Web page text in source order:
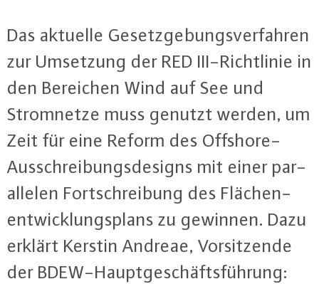
Das aktuelle Ge­setz­ge­bungs­ver­fah­ren
zur Umsetzung der RED III-Richt­li­nie in
den Bereichen Wind auf See und
Strom­net­ze muss genutzt werden, um
Zeit für eine Reform des Off­shore-
Aus­schrei­bungs­de­signs mit einer par­
al­le­len Fort­schrei­bung des Flä­chen­
ent­wick­lungs­plans zu gewinnen. Dazu
erklärt Kerstin Andreae, Vor­sit­zen­de
der BDEW-Haupt­ge­schäfts­füh­rung: